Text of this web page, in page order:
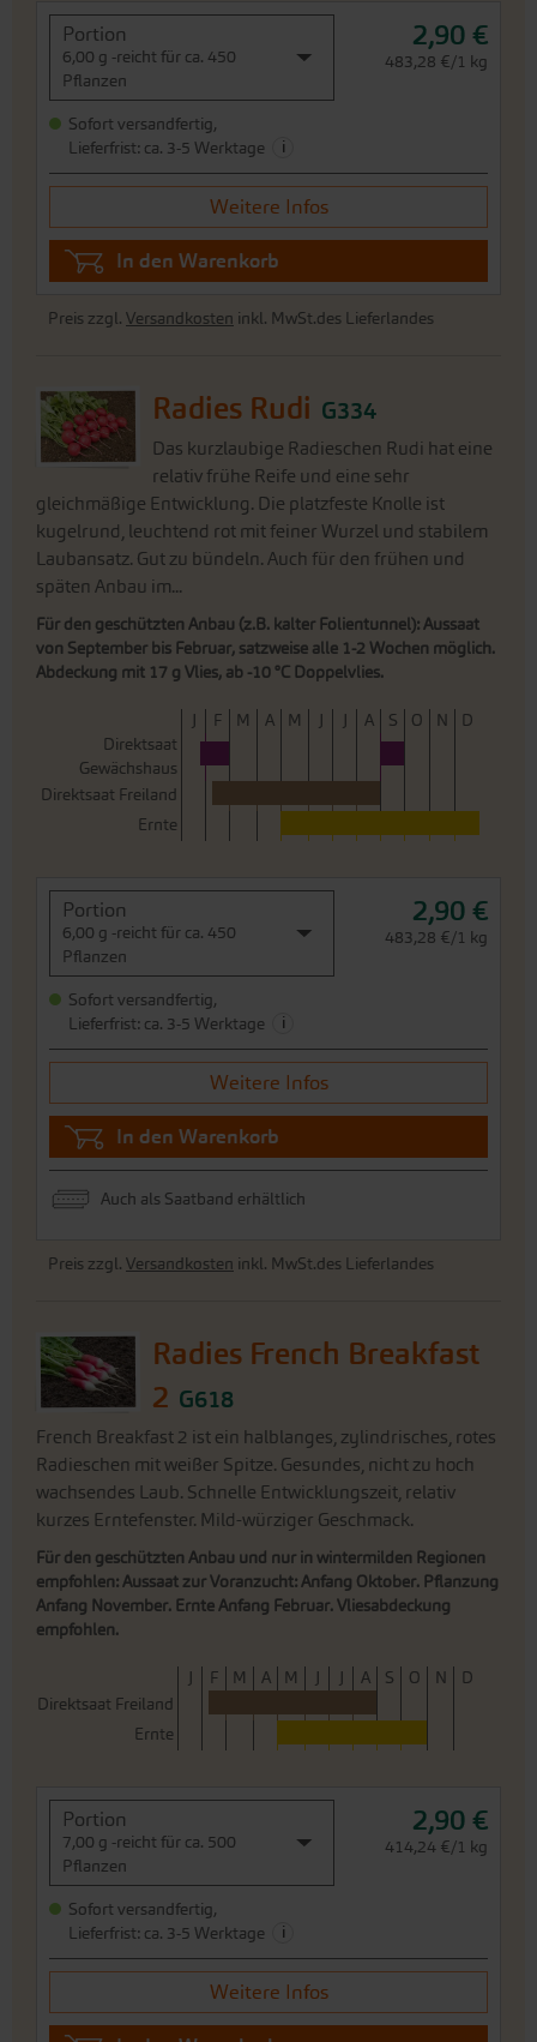
Portion
6,00 g -reicht für ca. 450
Pflanzen
2,90 €
483,28 €/1 kg
Sofort versandfertig,
Lieferfrist: ca. 3-5 Werktage
i
Weitere Infos
In den Warenkorb
Preis zzgl. Versandkosten inkl. MwSt.des Lieferlandes
Radies Rudi G334
Das kurzlaubige Radieschen Rudi hat eine
relativ frühe Reife und eine sehr
gleichmäßige Entwicklung. Die platzfeste Knolle ist
kugelrund, leuchtend rot mit feiner Wurzel und stabilem
Laubansatz. Gut zu bündeln. Auch für den frühen und
späten Anbau im...
Für den geschützten Anbau (z.B. kalter Folientunnel): Aussaat
von September bis Februar, satzweise alle 1-2 Wochen möglich.
Abdeckung mit 17 g Vlies, ab -10 °C Doppelvlies.
J F M A M J J A S O N
D
Direktsaat
Gewächshaus
Direktsaat Freiland
Ernte
Portion
6,00 g -reicht für ca. 450
Pflanzen
2,90 €
483,28 €/1 kg
Sofort versandfertig,
Lieferfrist: ca. 3-5 Werktage
i
Weitere Infos
In den Warenkorb
Auch als Saatband erhältlich
Preis zzgl. Versandkosten inkl. MwSt.des Lieferlandes
Radies French Breakfast
2 G618
French Breakfast 2 ist ein halblanges, zylindrisches, rotes
Radieschen mit weißer Spitze. Gesundes, nicht zu hoch
wachsendes Laub. Schnelle Entwicklungszeit, relativ
kurzes Erntefenster. Mild-würziger Geschmack.
Für den geschützten Anbau und nur in wintermilden Regionen
empfohlen: Aussaat zur Voranzucht: Anfang Oktober. Pflanzung
Anfang November. Ernte Anfang Februar. Vliesabdeckung
empfohlen.
J F M A M J J A S O N
D
Direktsaat Freiland
Ernte
Portion
7,00 g -reicht für ca. 500
Pflanzen
2,90 €
414,24 €/1 kg
Sofort versandfertig,
Lieferfrist: ca. 3-5 Werktage
i
Weitere Infos